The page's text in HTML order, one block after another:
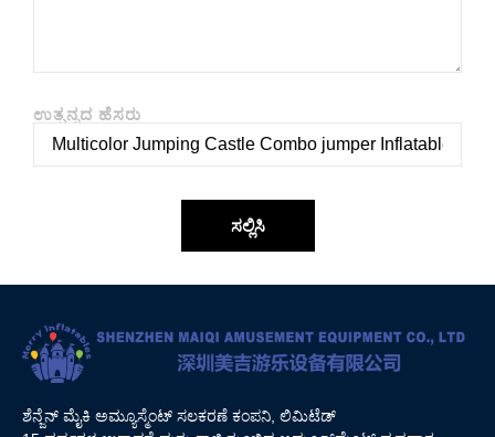
ಉತ್ಪನ್ನದ ಹೆಸರು
ಸಲ್ಲಿಸಿ
ಶೆನ್ಜೆನ್ ಮೈಕಿ ಅಮ್ಯೂಸ್ಮೆಂಟ್ ಸಲಕರಣೆ ಕಂಪನಿ, ಲಿಮಿಟೆಡ್